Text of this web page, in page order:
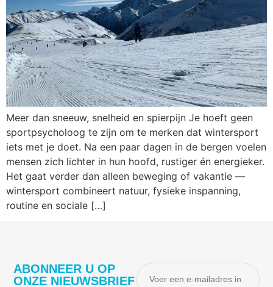
Meer dan sneeuw, snelheid en spierpijn Je hoeft geen
sportpsycholoog te zijn om te merken dat wintersport
iets met je doet. Na een paar dagen in de bergen voelen
mensen zich lichter in hun hoofd, rustiger én energieker.
Het gaat verder dan alleen beweging of vakantie —
wintersport combineert natuur, fysieke inspanning,
routine en sociale […]
ABONNEER U OP
ONZE NIEUWSBRIEF